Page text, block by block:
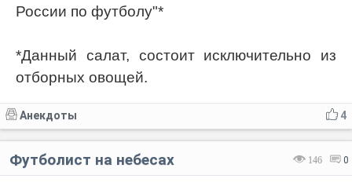
России по футболу"*
*Данный салат, состоит исключительно из
отборных овощей.
4
Анекдоты
146 0
Футболист на небесах